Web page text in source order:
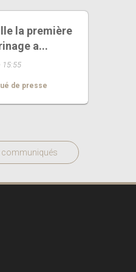
la première
a...
15:55
de presse